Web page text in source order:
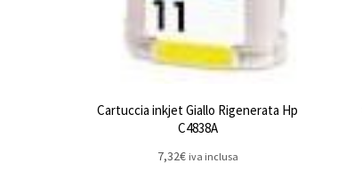
Cartuccia inkjet Giallo Rigenerata Hp
C4838A
7,32€ iva inclusa